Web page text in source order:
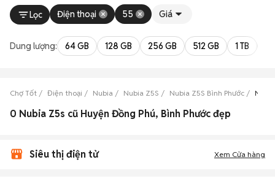
Lọc Điện thoại 55 Giá
Dung lượng: 64 GB 128 GB 256 GB 512 GB 1 TB
Chợ Tốt Điện thoại Nubia Nubia Z5S Nubia Z5S Bình Phước
0 Nubia Z5s cũ Huyện Đồng Phú, Bình Phước đẹp
Siêu thị điện tử Xem Cửa hàng